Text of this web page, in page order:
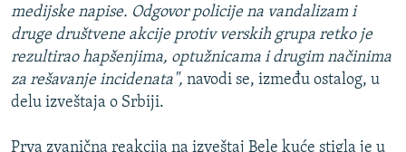
medijske napise. Odgovor policije na vandalizam i
druge društvene akcije protiv verskih grupa retko je
rezultirao hapšenjima, optužnicama i drugim načinima
za rešavanje incidenata", navodi se, između ostalog, u
delu izveštaja o Srbiji.
Prva zvanična reakcija na izveštaj Bele kuće stigla je u